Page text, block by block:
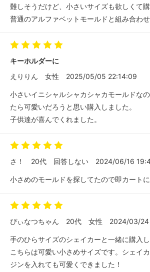
難しそうだけど、小さいサイズも欲しくて購
普通のアルファベットモールドと組み合わ
キーホルダーに
えりりん
女性 2025/05/05 22:14:09
小さいイニシャルシャカシャカモールドな
たら可愛いだろうと思い購入しました。
子供達が喜んでくれました。
さ！ 20代 回答しない 2024/06/16
小さめのモールドを探してたので即カート
ぴぃなつちゃん 20代 女性 2024/03/
手のひらサイズのシェイカーと一緒に購入し
こちらは可愛い小さめサイズです。シェイ
ジンを入れても可愛くできました！